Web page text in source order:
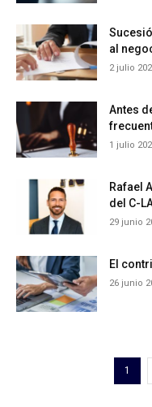
al
2 julio
Antes
1 julio
Rafael
del C-
29 junio
El
26 junio
1